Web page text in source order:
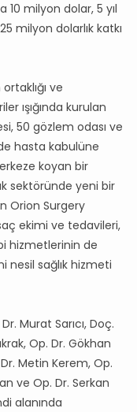
10 milyon dolar, 5 yıl
milyon dolarlık katkı
ve
ışığında kurulan
50 gözlem odası ve
hasta kabulüne
koyan bir
sektöründe yeni bir
Orion Surgery
ekimi ve tedavileri,
hizmetlerinin de
nesil sağlık hizmeti
Murat Sarıcı, Doç.
Op. Dr. Gökhan
Metin Kerem, Op.
ve Op. Dr. Serkan
alanında